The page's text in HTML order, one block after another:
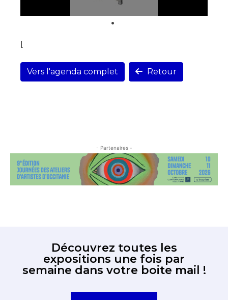
[
Vers l'agenda complet Retour
- Partenaires -
Découvrez toutes les
expositions une fois par
semaine dans votre boite mail !